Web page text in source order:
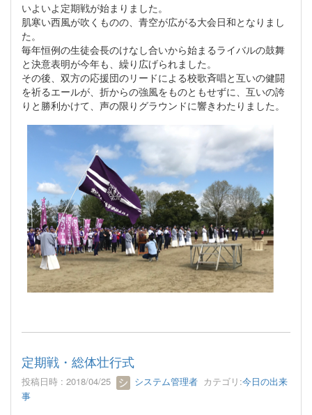
いよいよ定期戦が始まりました。
肌寒い西風が吹くものの、青空が広がる大会日和となりまし
た。
毎年恒例の生徒会長のけなし合いから始まるライバルの鼓舞
と決意表明が今年も、繰り広げられました。
その後、双方の応援団のリードによる校歌斉唱と互いの健闘
を祈るエールが、折からの強風をものともせずに、互いの誇
りと勝利かけて、声の限りグラウンドに響きわたりました。
定期戦・総体壮行式
投稿日時 : 2018/04/25 システム管理者 カテゴリ:今日の出来
事